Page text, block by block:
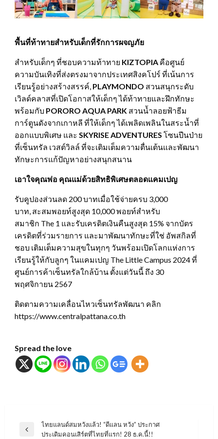
พื้นที่ท้าทายสำหรับเด็กที่รักการผจญภัย
สำหรับเด็กๆ ที่ชอบความท้าทาย KIZTOPIA คือศูนย์
ความบันเทิงที่ส่งตรงมาจากประเทศสิงคโปร์ ที่เน้นการ
เรียนรู้อย่างสร้างสรรค์, PLAYMONDO สวนสนุกระดับ
เวิลด์คลาสที่เปิดโอกาสให้เด็กๆ ได้ท้าทายและฝึกทักษะ
พร้อมกับ PORORO AQUA PARK สวนน้ำลอยฟ้าธีม
การ์ตูนดังจากเกาหลี ที่ให้เด็กๆ ได้เพลิดเพลินในสระน้ำที่
ออกแบบพิเศษ และ SKYRISE ADVENTURES โซนปีนป่าย
ที่เซ็นทรัล เวสต์วิลล์ ที่จะเติมเต็มความตื่นเต้นและพัฒนา
ทักษะการแก้ปัญหาอย่างสนุกสนาน
เอาใจคุณพ่อ คุณแม่ด้วยสิทธิพิเศษตลอดแคมเปญ
รับคูปองส่วนลด 200 บาทเมื่อใช้จ่ายครบ 3,000
บาท, สะสมพอยท์สูงสุด 10,000 พอยท์สำหรับ
สมาชิก The 1 และรับเครดิตเงินคืนสูงสุด 15% จากบัตร
เครดิตที่ร่วมรายการ และมาพัฒนาทักษะที่ใช่ อัพสกิลที่
ชอบ เติมเต็มความสุขในทุกๆ วันพร้อมเปิดโลกแห่งการ
เรียนรู้ให้กับลูกๆ ในแคมเปญ The Little Campus 2024 ที่
ศูนย์การค้าเซ็นทรัลใกล้บ้าน ตั้งแต่วันนี้ ถึง 30
พฤศจิกายน 2567
ติดตามความเคลื่อนไหวเซ็นทรัลพัฒนา คลิก
https://www.centralpattana.co.th
Spread the love
แนะแนว
Previous
ไทยแลนด์สมหวังแล้ว! “ดีแลน หวัง” ประกาศ
ประเดิมคอนเสิร์ตที่ไทยที่แรก! 28 ธ.ค.นี้!!